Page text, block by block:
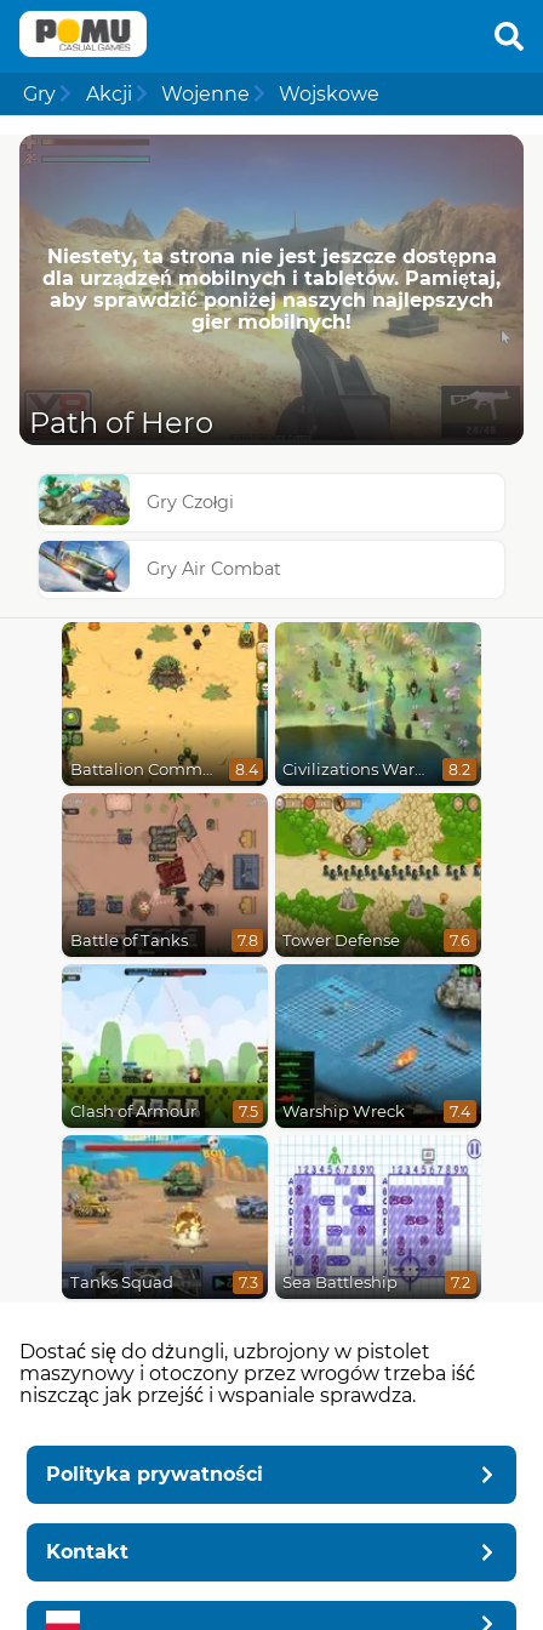
Gry Akcji Wojenne Wojskowe
Niestety, ta strona nie jest jeszcze dostępna
dla urządzeń mobilnych i tabletów. Pamiętaj,
aby sprawdzić poniżej naszych najlepszych
gier mobilnych!
Path of Hero
Gry Czołgi
Gry Air Combat
Battalion Commander 8.4 Civilizations Wars Master Edition 8.2
Battle of Tanks 7.8 Tower Defense 7.6
Clash of Armour 7.5 Warship Wreck 7.4
Tanks Squad 7.3 Sea Battleship 7.2
Dostać się do dżungli, uzbrojony w pistolet
maszynowy i otoczony przez wrogów trzeba iść
niszcząc jak przejść i wspaniale sprawdza.
Polityka prywatności
Kontakt